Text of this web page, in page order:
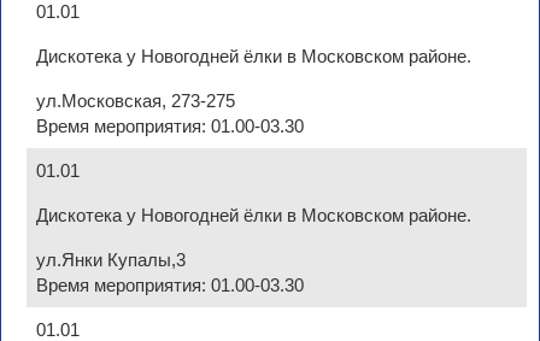
01.01
Дискотека у Новогодней ёлки в Московском районе.
ул.Московская, 273-275
Время мероприятия: 01.00-03.30
01.01
Дискотека у Новогодней ёлки в Московском районе.
ул.Янки Купалы,3
Время мероприятия: 01.00-03.30
01.01